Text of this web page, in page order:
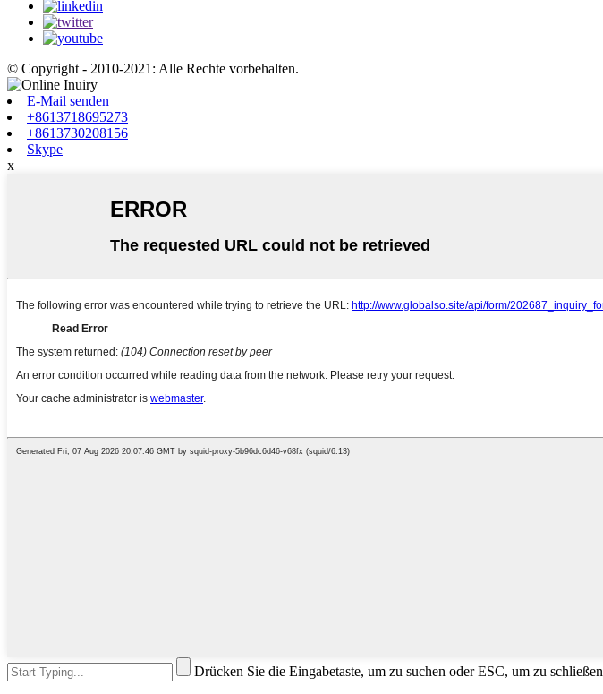
© Copyright - 2010-2021: Alle Rechte vorbehalten.
E-Mail senden
+8613718695273
+8613730208156
Skype
x
Drücken Sie die Eingabetaste, um zu suchen oder ESC, um zu schließen